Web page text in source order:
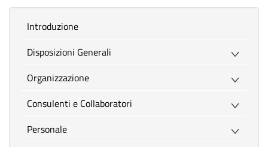
introduzione
Disposizioni Generali
Organizzazione
Consulenti e Collaboratori
Personale